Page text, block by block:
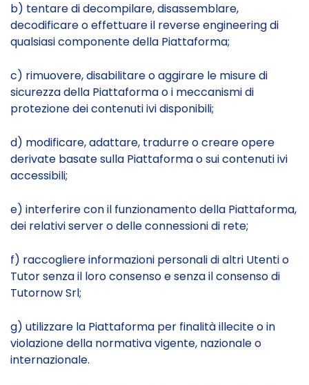
b) tentare di decompilare, disassemblare,
decodificare o effettuare il reverse engineering di
qualsiasi componente della Piattaforma;
c) rimuovere, disabilitare o aggirare le misure di
sicurezza della Piattaforma o i meccanismi di
protezione dei contenuti ivi disponibili;
d) modificare, adattare, tradurre o creare opere
derivate basate sulla Piattaforma o sui contenuti ivi
accessibili;
e) interferire con il funzionamento della Piattaforma,
dei relativi server o delle connessioni di rete;
f) raccogliere informazioni personali di altri Utenti o
Tutor senza il loro consenso e senza il consenso di
Tutornow Srl;
g) utilizzare la Piattaforma per finalità illecite o in
violazione della normativa vigente, nazionale o
internazionale.